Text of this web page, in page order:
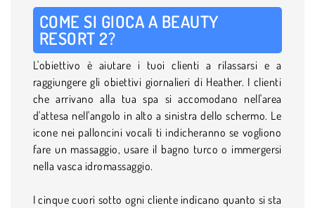
COME SI GIOCA A BEAUTY
RESORT 2?
L'obiettivo è aiutare i tuoi clienti a rilassarsi e a
raggiungere gli obiettivi giornalieri di Heather. I clienti
che arrivano alla tua spa si accomodano nell'area
d'attesa nell'angolo in alto a sinistra dello schermo. Le
icone nei palloncini vocali ti indicheranno se vogliono
fare un massaggio, usare il bagno turco o immergersi
nella vasca idromassaggio.
I cinque cuori sotto ogni cliente indicano quanto si sta